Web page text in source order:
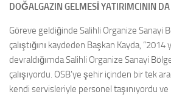
DOĞALGAZIN GELMESİ YATIRIMCININ
Göreve geldiğinde Salihli Organize Sanayi
çalıştığını kaydeden Başkan Kayda, “2014
devraldığımda Salihli Organize Sanayi
çalışıyordu. OSB’ye şehir içinden bir tek
kendi servisleriyle personel taşınıyordu